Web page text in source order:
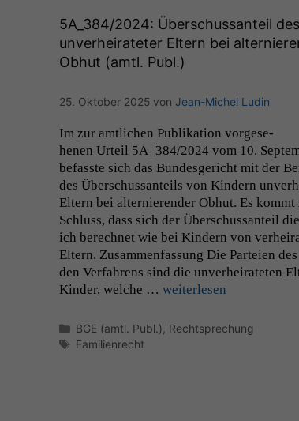
5A_384/2024: Überschussanteil
unverheirateter Eltern bei
Obhut (amtl. Publ.)
25. Oktober 2025 von Jean-Michel Ludin
Im zur amtlichen Pub­lika­tion vorge­se­
henen Urteil 5A_384/2024 vom 10.
befasste sich das Bun­des­gericht mit der
des Über­schus­san­teils von Kindern
Eltern bei alternieren­der Obhut. Es kommt
Schluss, dass sich der Über­schus­san­teil
ich berech­net wie bei Kindern von
Eltern. Zusam­men­fas­sung Die Parteien
den Ver­fahrens sind die unver­heirateten
Kinder, welche … weit­er­lesen
Kategorien
BGE (amtl. Publ.) Rechtsprechung
Schlagwörter
Familienrecht